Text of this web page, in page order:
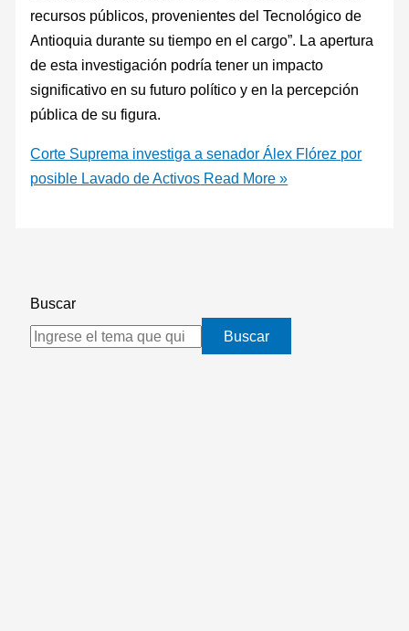
recursos públicos, provenientes del Tecnológico de
Antioquia durante su tiempo en el cargo”. La apertura
de esta investigación podría tener un impacto
significativo en su futuro político y en la percepción
pública de su figura.
Corte Suprema investiga a senador Álex Flórez por
posible Lavado de Activos Read More »
Buscar
Buscar